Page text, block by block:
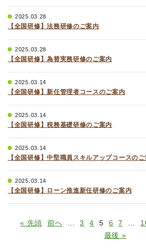
2025.03.28
【全国研修】法務研修のご案内
2025.03.28
【全国研修】為替実務研修のご案内
2025.03.14
【全国研修】新任管理者コースのご案内
2025.03.14
【全国研修】税務基礎研修のご案内
2025.03.14
【全国研修】中堅職員スキルアップコースのご
2025.03.14
【全国研修】ローン推進新任研修のご案内
« 先頭 前へ 3 4 5 6 7
最後 »